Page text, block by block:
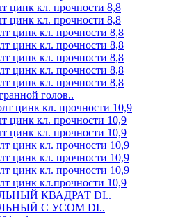
цинк кл. прочности 8,8
цинк кл. прочности 8,8
цинк кл. прочности 8,8
цинк кл. прочности 8,8
цинк кл. прочности 8,8
цинк кл. прочности 8,8
цинк кл. прочности 8,8
голов..
цинк кл. прочности 10,9
цинк кл. прочности 10,9
цинк кл. прочности 10,9
цинк кл. прочности 10,9
цинк кл. прочности 10,9
цинк кл. прочности 10,9
цинк кл.прочности 10,9
КВАДРАТ DI..
С УСОМ DI..